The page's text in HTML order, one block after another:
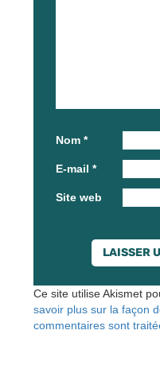
Nom *
E-mail *
Site web
Ce site utilise Akismet
savoir plus sur la façon
commentaires sont